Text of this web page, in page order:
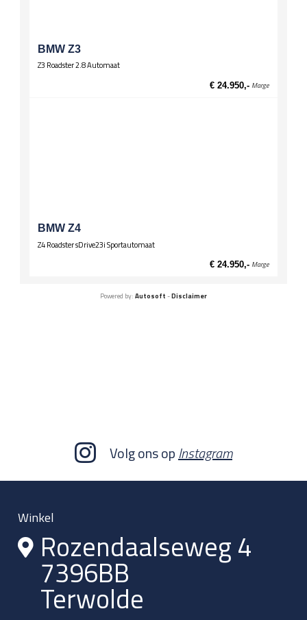
BMW Z3
Z3 Roadster 2.8 Automaat
€ 24.950,- Marge
BMW Z4
Z4 Roadster sDrive23i Sportautomaat
€ 24.950,- Marge
Powered by: Autosoft -Disclaimer
Volg ons opInstagram
Winkel
Rozendaalseweg 4
7396BB
Terwolde